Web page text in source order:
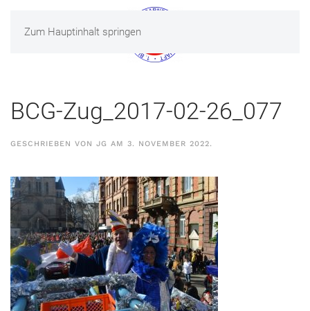
Zum Hauptinhalt springen
MENÜ
BCG-Zug_2017-02-26_077
GESCHRIEBEN VON JG AM 3. NOVEMBER 2022.